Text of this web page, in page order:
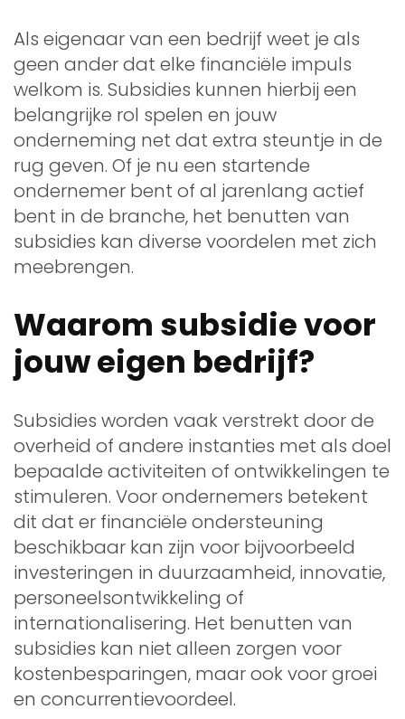
Als eigenaar van een bedrijf weet je als
geen ander dat elke financiële impuls
welkom is. Subsidies kunnen hierbij een
belangrijke rol spelen en jouw
onderneming net dat extra steuntje in de
rug geven. Of je nu een startende
ondernemer bent of al jarenlang actief
bent in de branche, het benutten van
subsidies kan diverse voordelen met zich
meebrengen.
Waarom subsidie voor
jouw eigen bedrijf?
Subsidies worden vaak verstrekt door de
overheid of andere instanties met als doel
bepaalde activiteiten of ontwikkelingen te
stimuleren. Voor ondernemers betekent
dit dat er financiële ondersteuning
beschikbaar kan zijn voor bijvoorbeeld
investeringen in duurzaamheid, innovatie,
personeelsontwikkeling of
internationalisering. Het benutten van
subsidies kan niet alleen zorgen voor
kostenbesparingen, maar ook voor groei
en concurrentievoordeel.